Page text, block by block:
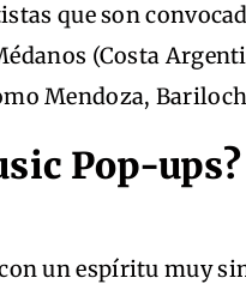
que son
(Costa
Mendoza,
Pop-
un espíritu muy